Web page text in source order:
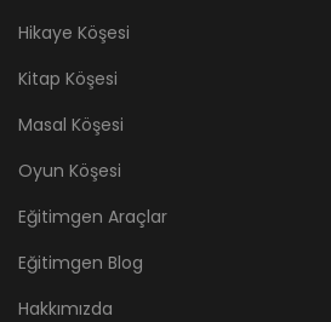
Hikaye Köşesi
Kitap Köşesi
Masal Köşesi
Oyun Köşesi
Eğitimgen Araçlar
Eğitimgen Blog
Hakkımızda